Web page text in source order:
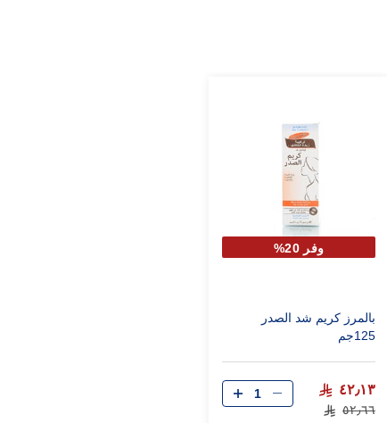
وفر 20%
بالمرز كريم شد الصدر
125جم
٤٢٫١٣
٥٢٫٦٦